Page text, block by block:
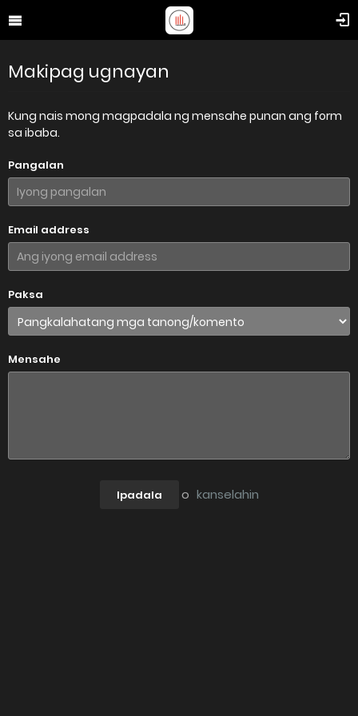
Makipag ugnayan
Kung nais mong magpadala ng mensahe punan ang form
sa ibaba.
Pangalan
Email address
Paksa
Mensahe
Ipadala o kanselahin